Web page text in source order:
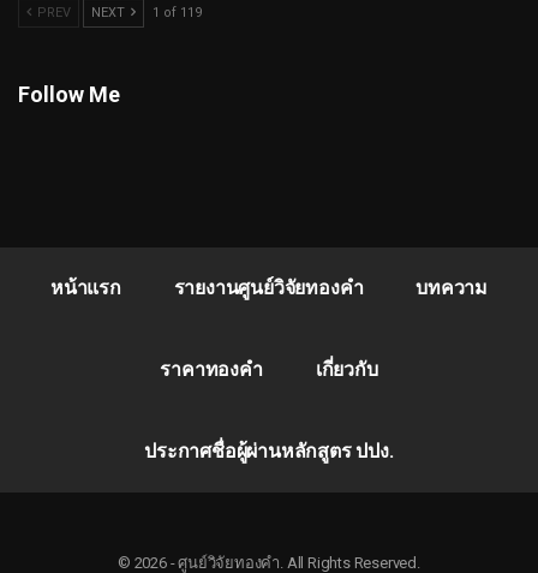
PREV NEXT 1 of 119
Follow Me
หน้าแรก รายงานศูนย์วิจัยทองคำ บทความ
ราคาทองคำ เกี่ยวกับ
ประกาศชื่อผู้ผ่านหลักสูตร ปปง.
© 2026 - ศูนย์วิจัยทองคำ. All Rights Reserved.